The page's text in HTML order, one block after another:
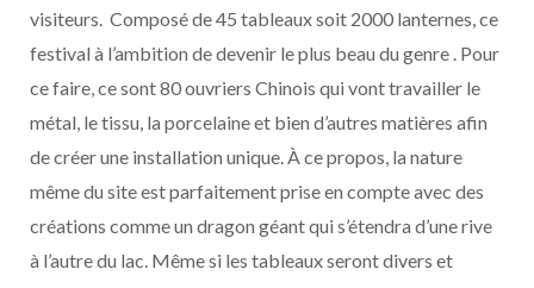
visiteurs. Composé de 45 tableaux soit 2000 lanternes, ce
festival à l’ambition de devenir le plus beau du genre . Pour
ce faire, ce sont 80 ouvriers Chinois qui vont travailler le
métal, le tissu, la porcelaine et bien d’autres matières afin
de créer une installation unique. À ce propos, la nature
même du site est parfaitement prise en compte avec des
créations comme un dragon géant qui s’étendra d’une rive
à l’autre du lac. Même si les tableaux seront divers et